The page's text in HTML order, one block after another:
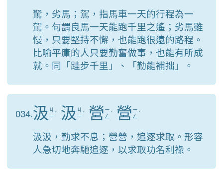
駑，劣馬；駕，指馬車一天的行程為一
駕。句謂良馬一天能跑千里之遙；劣馬雖
慢，只要堅持不懈，也能跑很遠的路程。
比喻平庸的人只要勤奮做事，也能有所成
就。同「跬步千里」、「勤能補拙」。
034.汲 ㄐ
ㄧ ˊ 汲 ㄐ
ㄧ ˊ 營 ㄧ
ㄥ ˊ 營 ㄧ
ㄥ ˊ
汲汲，勤求不息；營營，追逐求取。形容
人急切地奔馳追逐，以求取功名利祿。